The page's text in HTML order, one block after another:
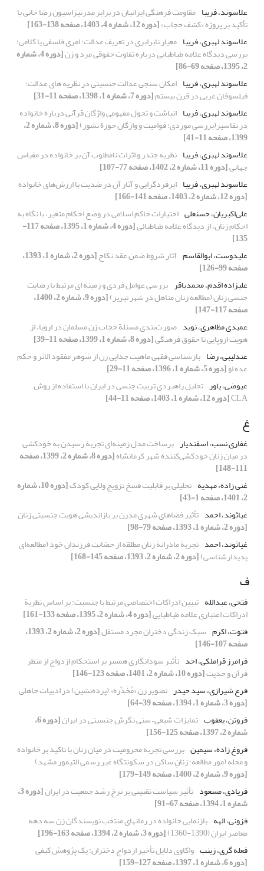
علاسوند، فریبا مقاومت فرهنگی ایرانیان در برابر مدرنیزاسیون رضا خانی با
تأکید بر پروژه «کشف حجاب»[دوره 12، شماره 4، 1403، صفحه 138-163]
علاسوند لهبری، فریبا معیار نابرابری در تعریف عدالت: امری فلسفی یا کلامی؛
بررسی دیدگاه علامه طباطبایی درباره تفاوت حقوقی مرد و زن [دوره 4، شماره
2، 1395، صفحه 69-86]
علاسوند لهبری، فریبا امکان سنجی عدالت جنسیتی در نظریه های عدالت:
فیلسوفان غربی در قرن بیستم[دوره 7، شماره 1، 1398، صفحه 11-31]
علاسوند لهبری، فریبا انباشت و تحول مفهومی واژگان قرآنی دربارة خانواده
در تفاسیر(بررسی موردی: قوامیت و واژگان حوزة نشوز) [دوره 8، شماره 2،
1399، صفحه 11-41]
علاسوند لهبری، فریبا نظریه جندر و اثرات نامطلوب آن بر خانواده در مقیاس
جهانی[دوره 11، شماره 2، 1402، صفحه 77-107]
علاسوند لهبری، فریبا ابرفردگرایی و آثار آن در ضدیت با ارزش‌های خانواده
[دوره 12، شماره 2، 1403، صفحه 141-166]
علی‌اکبریان، حسنعلی اختیارات حاکم اسلامی در وضع احکام متغیر، با نگاه به
احکام زنان، از دیدگاه علامه طباطبائی [دوره 4، شماره 1، 1395، صفحه 117-
135]
علیدوست، ابوالقاسم آثار شروط ضمن عقد نکاح [دوره 2، شماره 1، 1393،
صفحه 99-126]
علیزاده اقدم، محمدباقر بررسی عوامل فردی و زمینه ای مرتبط با رضایت
جنسی زنان (مطالعه زنان متاهل در شهر تبریز) [دوره 9، شماره 2، 1400،
صفحه 117-147]
عمیدی مظاهری، نوید صورت‌بندی مسئلة حجاب زن مسلمان در اروپا، از
هویت اروپایی تا حقوق فرهنگی[دوره 8، شماره 1، 1399، صفحه 11-39]
عندلیبی، رضا بازشناسی فقهی ماهیت جدایی زن از شوهر مفقود الاثر و حکم
عده او[دوره 5، شماره 1، 1396، صفحه 11-29]
عیوضی، یاور تحلیل راهبردی تربیت جنسی در ایران با استفاده از روش
CLA[دوره 12، شماره 1، 1403، صفحه 11-44]
غ
غفاری نسب، اسفندیار برساخت مدل زمینه‌ای تجربة رسیدن به خودکشی
در میان زنان خودکشی‌کنندة شهر کرمانشاه [دوره 8، شماره 2، 1399، صفحه
111-148]
غنی زاده، مهدیه تحلیلی بر قابلیت فسخ تزویج ولایی کودک [دوره 10، شماره
2، 1401، صفحه 1-43]
غیاثوند، احمد تأثیر فضاهای شهری مدرن بر بازاندیشی هویت جنسیتی زنان
[دوره 2، شماره 1، 1393، صفحه 79-98]
غیاثوند، احمد تجربة مادرانة زنان مطلقه از حضانت فرزندان خود (مطالعه‌ای
پدیدارشناسی)[دوره 2، شماره 2، 1393، صفحه 145-168]
ف
فتحی، عبدالله تبیین ادراکات اختصاصی مرتبط با جنسیت: بر اساس نظریة
ادراکات اعتباری علامه طباطبایی[دوره 4، شماره 2، 1395، صفحه 133-161]
فتوت، اکرم سبک زندگی دختران مجرد مستقل [دوره 2، شماره 2، 1393،
صفحه 107-146]
فرامرز قراملکی، احد تأثیر سودانگاری همسر بر استحکام ازدواج از منظر
قرآن و حدیث[دوره 10، شماره 2، 1401، صفحه 123-146]
فرع شیرازی، سید حیدر تصویر زن «مُخَدَّره» (پرده‌نشین) در ادبیات جاهلی
[دوره 3، شماره 1، 1394، صفحه 39-64]
فروتن، یعقوب تمایزات شیعی – سنی نگرش جنسیتی در ایران [دوره 6،
شماره 2، 1397، صفحه 125-156]
فروغ زاده، سیمین بررسی تجربه محرومیت در میان زنان با تاکید بر خانواده
و محله (مور مطالعه: زنانِ ساکن در سکونتگاه غیر رسمی التیمور مشهد)
[دوره 9، شماره 2، 1400، صفحه 149-179]
فریادی، مسعود تأثیر سیاست تقنینی بر نرخ رشد جمعیت در ایران [دوره 3،
شماره 1، 1394، صفحه 67-91]
فزونی، الهه بازنمایی خانواده در رمانهای منتخب نویسندگان زن سه دهه
معاصر ایران (1390-1360)
[دوره 3، شماره 2، 1394، صفحه 163-196]
فعله گری، زینب واکاوی دلایل تأخیر ازدواج دختران: یک پژوهش کیفی
[دوره 6، شماره 1، 1397، صفحه 127-159]